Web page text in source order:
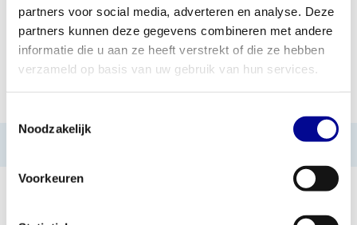
partners voor social media, adverteren en analyse. Deze
partners kunnen deze gegevens combineren met andere
informatie die u aan ze heeft verstrekt of die ze hebben
verzameld op basis van uw gebruik van hun services.
Noodzakelijk
Voorkeuren
MEER DAN 28 JAAR
ERVARING
BESTE PRIJZEN EN
MOOISTE APPARATUUR